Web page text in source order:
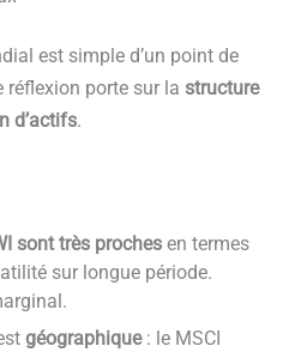
est simple d’un point de
réflexion porte sur la structure
d’actifs.
sont très prochesen termes
sur longue période.
géographique: le MSCI